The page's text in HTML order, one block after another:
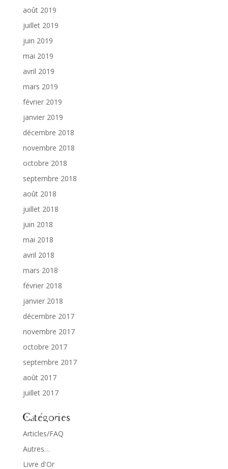
août 2019
juillet 2019
juin 2019
mai 2019
avril 2019
mars 2019
février 2019
janvier 2019
décembre 2018
novembre 2018
octobre 2018
septembre 2018
août 2018
juillet 2018
juin 2018
mai 2018
avril 2018
mars 2018
février 2018
janvier 2018
décembre 2017
novembre 2017
octobre 2017
septembre 2017
août 2017
juillet 2017
Catégories
Articles/FAQ
Autres…
Livre d'Or